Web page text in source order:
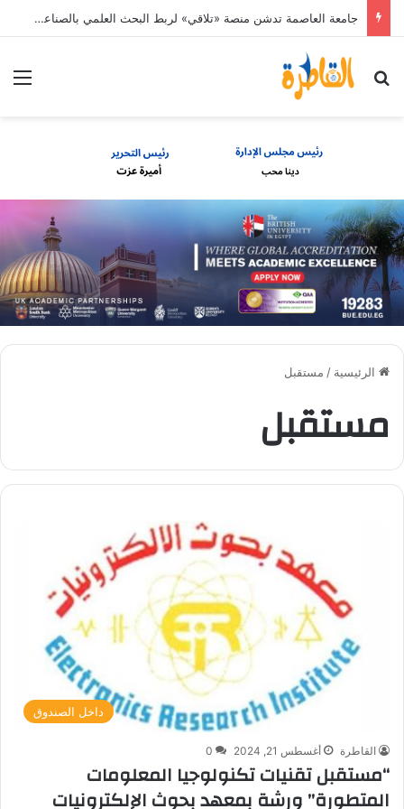
جامعة العاصمة تدشن منصة «تلاقي» لربط البحث العلمي بالصناعة وسوق العمل.
بحث عن
الرئيسية / مستقبل
مستقبل
داخل الصندوق
القاطرة أغسطس 21, 2024 0
“مستقبل تقنيات تكنولوجيا المعلومات
المتطورة” ورشة بمعهد بحوث الإلكترونيات